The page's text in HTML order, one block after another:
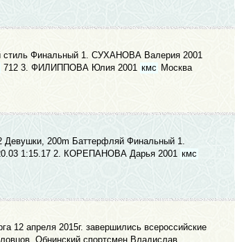
стиль Финальный 1. СУХАНОВА Валерия 2001
712 3. ФИЛИППОВА Юлия 2001 кмс Москва
Девушки, 200m Баттерфляй Финальный 1.
1:15.17 2. КОРЕПАНОВА Дарья 2001 кмс
12 апреля 2015г. завершились всероссийские
Обнинский спортсмен Владислав